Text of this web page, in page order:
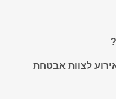
לצוות אבטחת